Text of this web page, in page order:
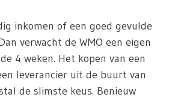
inkomen of een goed gevulde
verwacht de WMO een eigen
4 weken. Het kopen van een
leverancier uit de buurt van
de slimste keus. Benieuw